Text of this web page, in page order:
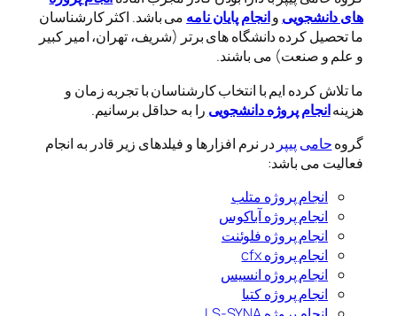
های دانشجویی وانجام پایان نامه می باشد. اکثر کارشناسان
ما تحصیل کرده دانشگاه های برتر (شریف، تهران، امیر کبیر
و علم و صنعت) می باشند.
ما تلاش کرده ایم با انتخاب کارشناسان با تجربه زمان و
هزینهانجام پروژه دانشجویی را به حداقل برسانیم.
گروهحامی پیپر در نرم افزارها و فیلدهای زیر قادر به انجام
فعالیت می باشد:
انجام پروژه متلب
انجام پروژه آباکوس
انجام پروژه فلوئنت
انجام پروژه cfx
انجام پروژه انسیس
انجام پروژه کتیا